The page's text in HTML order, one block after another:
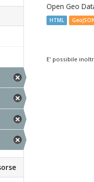
Open Geo
HTML
E' possibile